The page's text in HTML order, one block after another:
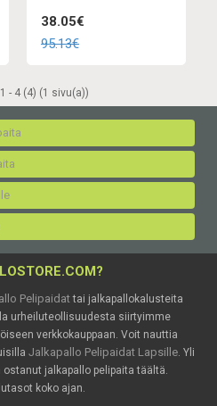
38.05€
95.13€
- 4 (4) (1 sivu(a))
Pelipaidattai jalkapallokalusteita
urheiluteollisuudesta siirtyimme
verkkokauppaan. Voit nauttia
Jalkapallo Pelipaidat Lapsille. Yli
jalkapallo pelipaita täältä.
koko ajan.